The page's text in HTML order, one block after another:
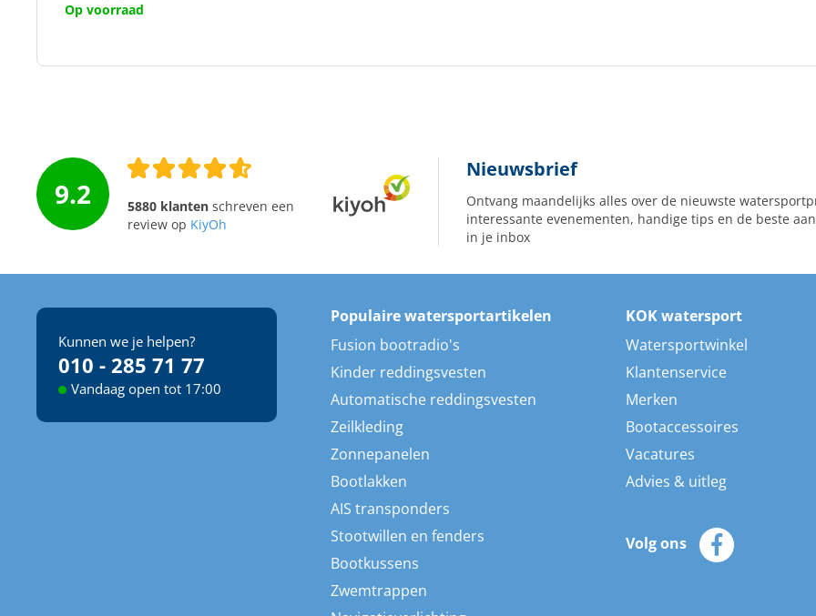
Op voorraad
9.2 5880 klantenschreven een
review op KiyOh
Nieuwsbrief
Ontvang maandelijks alles over de nieuwste
interessante evenementen, handige tips en de beste
in je inbox
Kunnen we je helpen?
010 - 285 71 77
Vandaag open tot 17:00
Populaire watersportartikelen
Fusion bootradio's
Kinder reddingsvesten
Automatische reddingsvesten
Zeilkleding
Zonnepanelen
Bootlakken
AIS transponders
Stootwillen en fenders
Bootkussens
Zwemtrappen
KOK watersport
Watersportwinkel
Klantenservice
Merken
Bootaccessoires
Vacatures
Advies & uitleg
Volg ons